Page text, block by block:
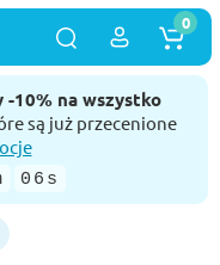
-10% na wszystko
są już przecenione
05s
0